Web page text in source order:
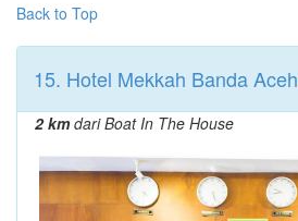
Back to Top
15. Hotel Mekkah Banda Aceh
2 kmdari Boat In The House